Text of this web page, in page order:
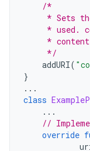
/*
* Sets
* used.
*
     */
addURI(
}
...
class
...
//
override